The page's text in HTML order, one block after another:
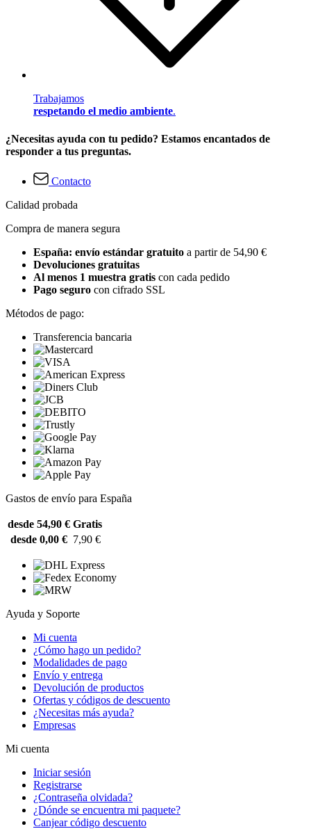
Trabajamos
respetando el medio ambiente.
¿Necesitas ayuda con tu pedido? Estamos encantados de
responder a tus preguntas.
Contacto
Calidad probada
Compra de manera segura
España: envío estándar gratuito a partir de 54,90 €
Devoluciones gratuitas
Al menos 1 muestra gratis con cada pedido
Pago seguro con cifrado SSL
Métodos de pago:
Transferencia bancaria
Gastos de envío para España
desde 54,90 € Gratis
desde 0,00 € 7,90 €
Ayuda y Soporte
Mi cuenta
¿Cómo hago un pedido?
Modalidades de pago
Envío y entrega
Devolución de productos
Ofertas y códigos de descuento
¿Necesitas más ayuda?
Empresas
Mi cuenta
Iniciar sesión
Registrarse
¿Contraseña olvidada?
¿Dónde se encuentra mi paquete?
Canjear código descuento